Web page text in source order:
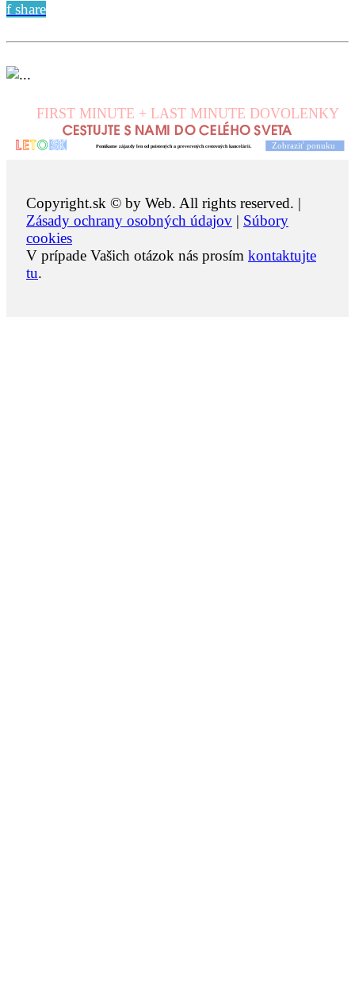
f share
Copyright.sk © by Web. All rights reserved. |
Zásady ochrany osobných údajov | Súbory
cookies
V prípade Vašich otázok nás prosím kontaktujte
tu.